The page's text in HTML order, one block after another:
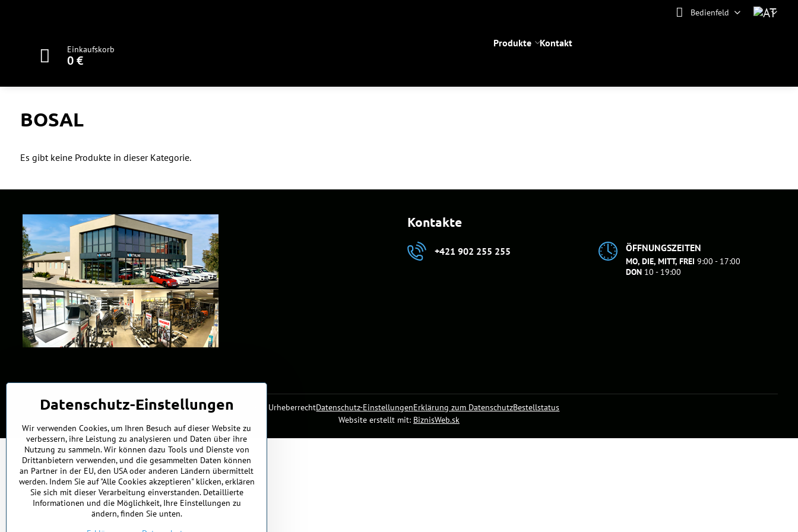
Bedienfeld
Einkaufskorb
0 €
Produkte Kontakt
BOSAL
Es gibt keine Produkte in dieser Kategorie.
Kontakte
+421 902 255 255 ÖFFNUNGSZEITEN
MO, DIE, MITT, FREI 9:00 - 17:00
DON 10 - 19:00
UrheberrechtDatenschutz-EinstellungenErklärung zum DatenschutzBestellstatus
Website erstellt mit: BiznisWeb.sk
Datenschutz-Einstellungen
Wir verwenden Cookies, um Ihren Besuch auf dieser Website zu
verbessern, ihre Leistung zu analysieren und Daten über ihre
Nutzung zu sammeln. Wir können dazu Tools und Dienste von
Drittanbietern verwenden, und die gesammelten Daten können
an Partner in der EU, den USA oder anderen Ländern übermittelt
werden. Indem Sie auf "Alle Cookies akzeptieren" klicken, erklären
Sie sich mit dieser Verarbeitung einverstanden. Detaillierte
Informationen und die Möglichkeit, Ihre Einstellungen zu
ändern, finden Sie unten.